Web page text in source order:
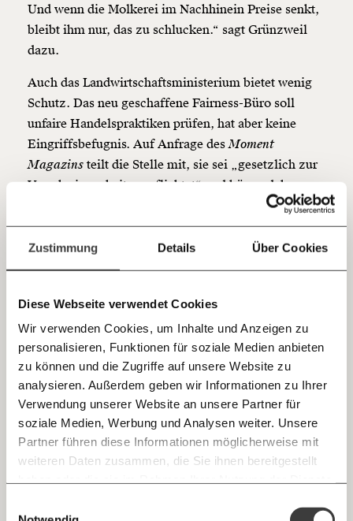
Zustimmung Details Über Cookies
Diese Webseite verwendet Cookies
Wir verwenden Cookies, um Inhalte und Anzeigen zu
personalisieren, Funktionen für soziale Medien anbieten
zu können und die Zugriffe auf unsere Website zu
analysieren. Außerdem geben wir Informationen zu Ihrer
Verwendung unserer Website an unsere Partner für
soziale Medien, Werbung und Analysen weiter. Unsere
Partner führen diese Informationen möglicherweise mit
weiteren Daten zusammen, die Sie ihnen bereitgestellt
Immer auf dem Laufenden
bleiben mit unseren gratis
E-Mail-Newslettern!
WerdeFördermitgliedund wir können gemeinsam
unsere Wirtschaft so gestalten, dass sie für alle
funktioniert. Unsere Recherchen sind für alle frei im
so bleiben. Kämpf’ mit uns für den Fortschritt und
unterstütze uns mit Deinem Mitgliedsbeitrag.
Du überweist lieber direkt?
Hier unsere IBAN: AT34 4300 0498 0007 6017
Kontoinhaber: Momentum Institut - Verein für
sozialen Fortschritt
Ich werde Fördermitglied* …
Jetzt
einfach
teilen.
E-Mail
Whatsapp
Und wenn die Molkerei im Nachhinein Preise senkt,
bleibt ihm nur, das zu schlucken.“ sagt Grünzweil
dazu.
Auch das Landwirtschaftsministerium bietet wenig
Schutz. Das neu geschaffene Fairness-Büro soll
unfaire Handelspraktiken prüfen, hat aber keine
Eingriffsbefugnis. Auf Anfrage desMoment
Magazins teilt die Stelle mit, sie sei „gesetzlich zur
Verschwiegenheit verpflichtet“ und könne daher zu
Drinnen ohne Stimme,
draußen ohne Chance
Die IG-Milch-Landwirt:innen beschreiben ihre Lage
als eine Art „Zwangszone“.
Wer aus dem Raiffeisen-System aussteigt, wird zwar
formal als „frei“ betrachtet, steht aber gleichzeitig
unter massivem wirtschaftlichem Druck, weil
Transport, Abnahme, Finanzierung und Vertrieb in
der Region fast vollständig von Raiffeisen-
Strukturen kontrolliert werden.
Unabhängigkeit ist damit zwar theoretisch möglich,